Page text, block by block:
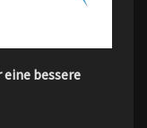
eine bessere